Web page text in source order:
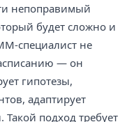
непоправимый
будет сложно и
специалист не
— он
гипотезы,
адаптирует
подход требует